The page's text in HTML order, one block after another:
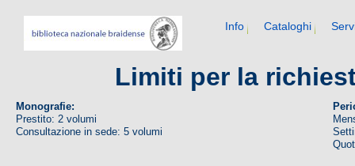
Info Cataloghi
Limiti per la
Monografie:
Prestito: 2 volumi
Consultazione in sede: 5 volumi